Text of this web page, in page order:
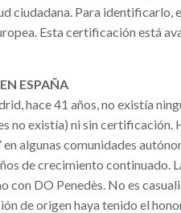
ciudadana. Para identificarlo,
Esta certificación está
ESPAÑA
hace 41 años, no existía
existía) ni sin certificación.
algunas comunidades
de crecimiento continuado.
DO Penedès. No es
de origen haya tenido el